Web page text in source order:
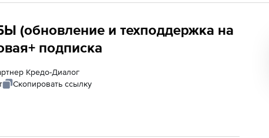
(обновление и техподдержка на
подписка
Кредо-Диалог
Скопировать ссылку